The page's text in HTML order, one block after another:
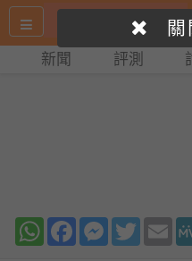
新聞 評測
WhatsAppFacebookMessenger
Twitter